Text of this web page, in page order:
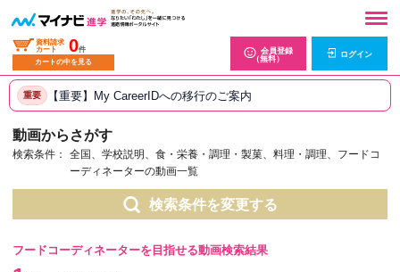
資料請求
カート
0件
カートの中を見る
会員登録
（無料）
ログイン
重要 【重要】My CareerIDへの移行のご案内
動画からさがす
検索条件：
全国、学校説明、食・栄養・調理・製菓、料理・調理、フードコ
ーディネーターの動画一覧
検索条件を変更する
フードコーディネーターを目指せる動画検索結果